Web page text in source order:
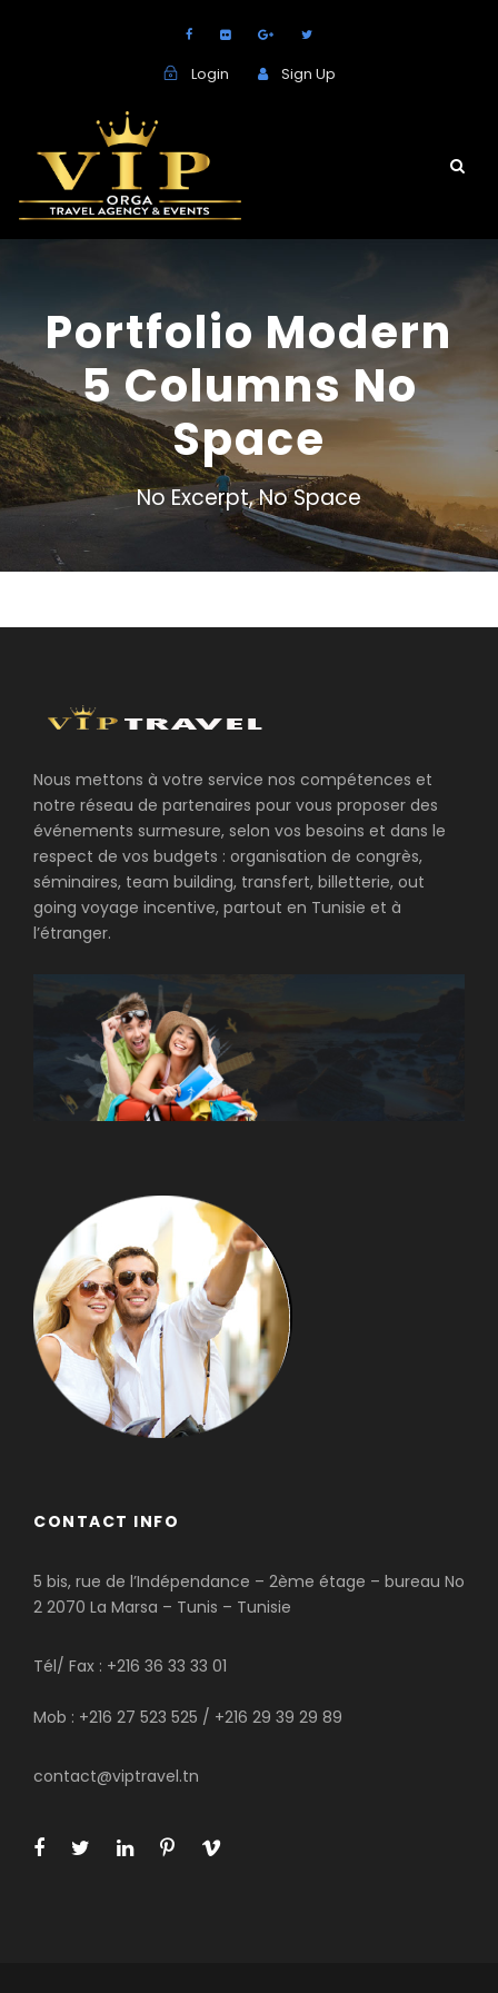
Login Sign Up
Portfolio Modern
5 Columns No
Space
No Excerpt, No Space
Nous mettons à votre service nos compétences et
notre réseau de partenaires pour vous proposer des
événements surmesure, selon vos besoins et dans le
respect de vos budgets : organisation de congrès,
séminaires, team building, transfert, billetterie, out
going voyage incentive, partout en Tunisie et à
l’étranger.
CONTACT INFO
5 bis, rue de l’Indépendance – 2ème étage – bureau No
2 2070 La Marsa – Tunis – Tunisie
Tél/ Fax : +216 36 33 33 01
Mob : +216 27 523 525 / +216 29 39 29 89
contact@viptravel.tn